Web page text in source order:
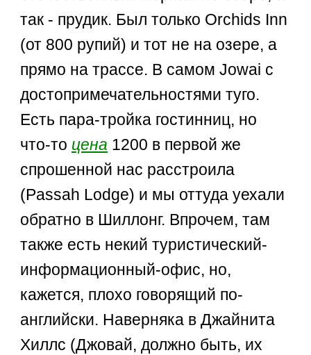
так - прудик. Был только Orchids Inn
(от 800 рупий) и тот не на озере, а
прямо на трассе. В самом Jowai с
достопримечательностями туго.
Есть пара-тройка гостинниц, но
что-то цена 1200 в первой же
спрошенной нас расстроила
(Passah Lodge) и мы оттуда уехали
обратно в Шиллонг. Впрочем, там
также есть некий туристический-
информационный-офис, но,
кажется, плохо говорящий по-
английски. Наверняка в Джайнита
Хиллс (Джовай, должно быть, их